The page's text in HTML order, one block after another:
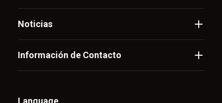
Noticias
Información de Contacto